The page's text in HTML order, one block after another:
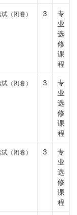
（闭卷） 3
专
业
选
修
课
程
（闭卷） 3
专
业
选
修
课
程
（闭卷） 3
专
业
选
修
课
程